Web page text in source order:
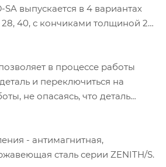
выпускается в 4 вариантах
28, 40, с кончиками толщиной 2
в процессе работы
и переключиться на
не опасаясь, что деталь
- антимагнитная,
сталь серии ZENITH/S.